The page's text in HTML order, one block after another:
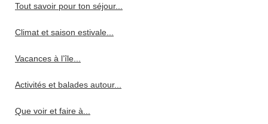
Tout savoir pour ton séjour...
Climat et saison estivale...
Vacances à l’île...
Activités et balades autour...
Que voir et faire à...